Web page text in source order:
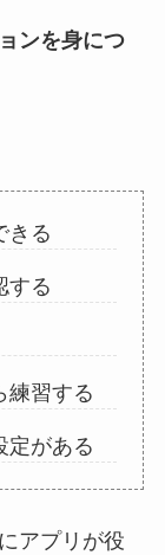
ンを身につ
きる
する
練習する
定がある
アプリが役